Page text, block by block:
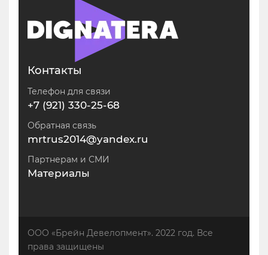
Контакты
Телефон для связи
+7 (921) 330-25-68
Обратная связь
mrtrus2014@yandex.ru
Партнерам и СМИ
Материалы
ООО «Брейн Девелопмент». 2022 год. Все
права защищены